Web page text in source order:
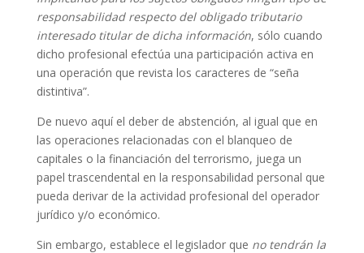
responsabilidad respecto del obligado tributario
interesado titular de dicha información, sólo cuando
dicho profesional efectúa una participación activa en
una operación que revista los caracteres de “seña
distintiva”.
De nuevo aquí el deber de abstención, al igual que en
las operaciones relacionadas con el blanqueo de
capitales o la financiación del terrorismo, juega un
papel trascendental en la responsabilidad personal que
pueda derivar de la actividad profesional del operador
jurídico y/o económico.
Sin embargo, establece el legislador que no tendrán la